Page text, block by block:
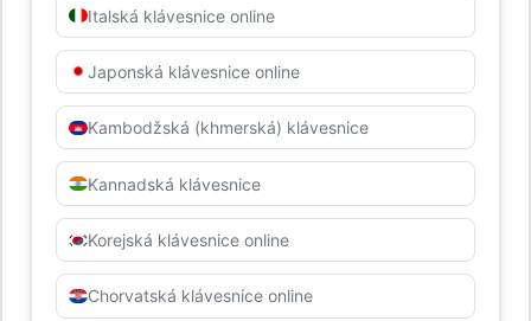
Italská klávesnice online
Japonská klávesnice online
Kambodžská (khmerská) klávesnice
Kannadská klávesnice
Korejská klávesnice online
Chorvatská klávesnice online